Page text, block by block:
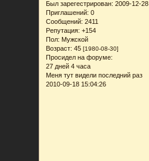
Был зарегестрирован: 2009-12-28
Приглашений: 0
Сообщений: 2411
Репутация: +154
Пол: Мужской
Возраст: 45 [1980-08-30]
Просидел на форуме:
27 дней 4 часа
Меня тут видели последний раз
2010-09-18 15:04:26